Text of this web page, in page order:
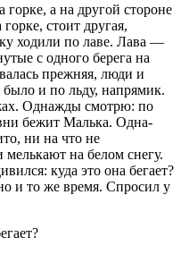
горке, а на другой стороне
стоит другая,
ходили по лаве. Лава —
с одного берега на
прежняя, люди и
и по льду, напрямик.
Однажды смотрю: по
бежит Малька. Одна-
ни на что не
на белом снегу.
куда это она бегает?
и то же время. Спросил у